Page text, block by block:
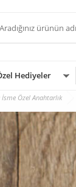
Hediyeler
İsme Özel Anahtarlık